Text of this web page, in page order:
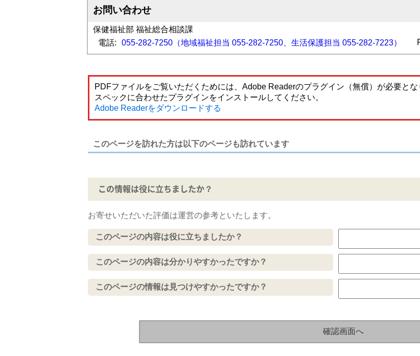
お問い合わせ
保健福祉部 福祉総合相談課
電話:
055-282-7250（地域福祉担当 055-282-7250、生活保護担当 055-282-7223）
PDFファイルをご覧いただくためには、Adobe Readerのプラグイン（無償）が必要と
スペックに合わせたプラグインをインストールしてください。
Adobe Readerをダウンロードする
このページを訪れた方は以下のページも訪れています
この情報は役に立ちましたか？
お寄せいただいた評価は運営の参考といたします。
このページの内容は役に立ちましたか？
このページの内容は分かりやすかったですか？
このページの情報は見つけやすかったですか？